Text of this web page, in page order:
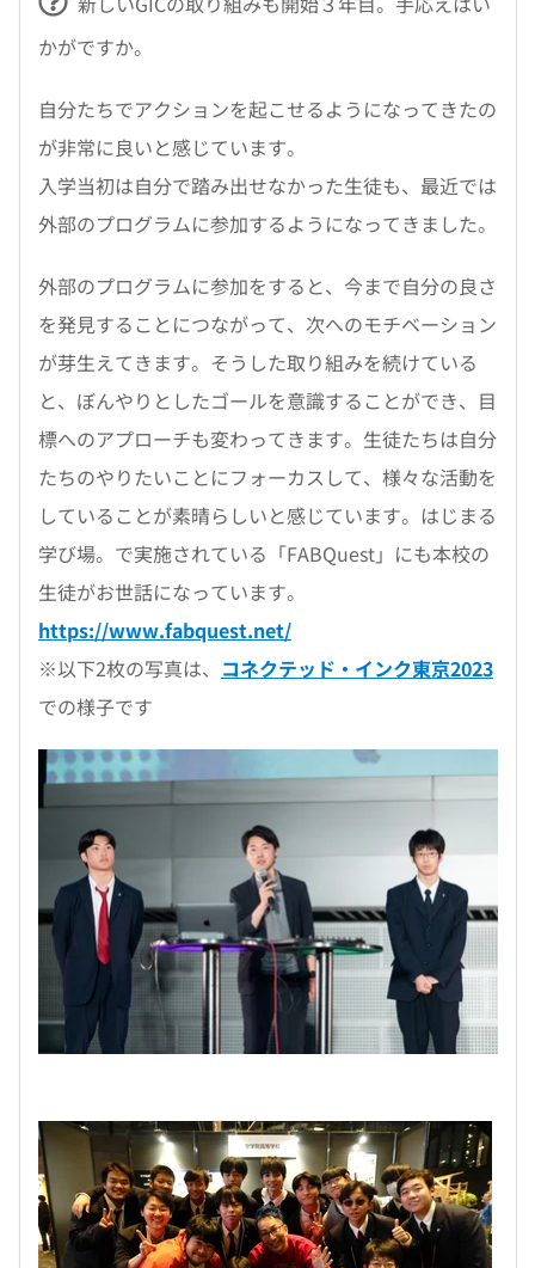
かがですか。
自分たちでアクションを起こせるようになってきたの
が非常に良いと感じています。
入学当初は自分で踏み出せなかった生徒も、最近では
外部のプログラムに参加するようになってきました。
外部のプログラムに参加をすると、今まで自分の良さ
を発見することにつながって、次へのモチベーション
が芽生えてきます。そうした取り組みを続けている
と、ぼんやりとしたゴールを意識することができ、目
標へのアプローチも変わってきます。生徒たちは自分
たちのやりたいことにフォーカスして、様々な活動を
していることが素晴らしいと感じています。はじまる
学び場。で実施されている「FABQuest」にも本校の
生徒がお世話になっています。
https://www.fabquest.net/
※以下2枚の写真は、 コネクテッド・インク東京2023
での様子です